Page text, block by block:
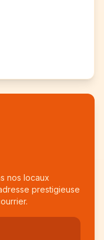
nos locaux
prestigieuse